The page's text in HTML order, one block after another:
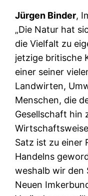
Jürgen Binder,
„Die Natur hat
die Vielfalt zu
jetzige britische
einer seiner
Landwirten,
Menschen, die
Gesellschaft hin
Satz ist zu einer
Handelns
weshalb wir den
Neuen